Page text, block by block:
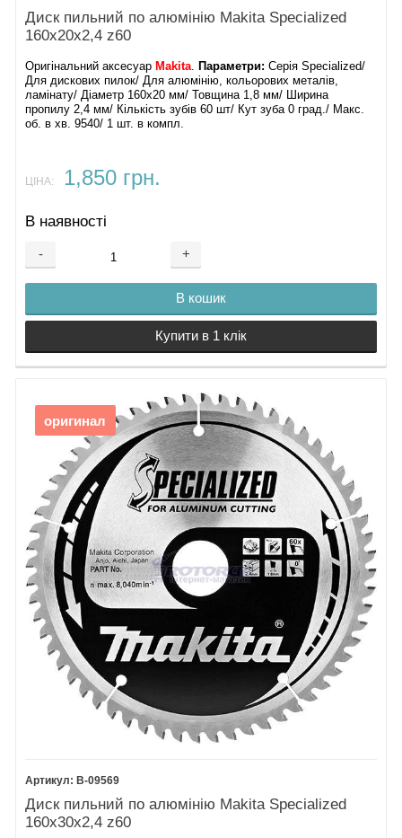
Диск пильний по алюмінію Makita Specialized
160х20х2,4 z60
Оригінальний аксесуар Makita Параметри: Серія Specialized/
Для дискових пилок/ Для алюмінію, кольорових металів,
ламінату/ Діаметр 160х20 мм/ Товщина 1,8 мм/ Ширина
пропилу 2,4 мм/ Кількість зубів 60 шт/ Кут зуба 0 град./ Макс.
об. в хв. 9540/ 1 шт. в компл.
ЦІНА: 1,850 грн.
В наявності
- +
В кошик
Купити в 1 клік
оригинал
B-09569
Диск пильний по алюмінію Makita Specialized
160х30х2,4 z60